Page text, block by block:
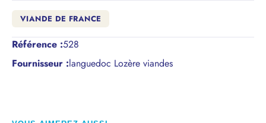
VIANDE DE FRANCE
Référence :528
Fournisseur :languedoc Lozère viandes